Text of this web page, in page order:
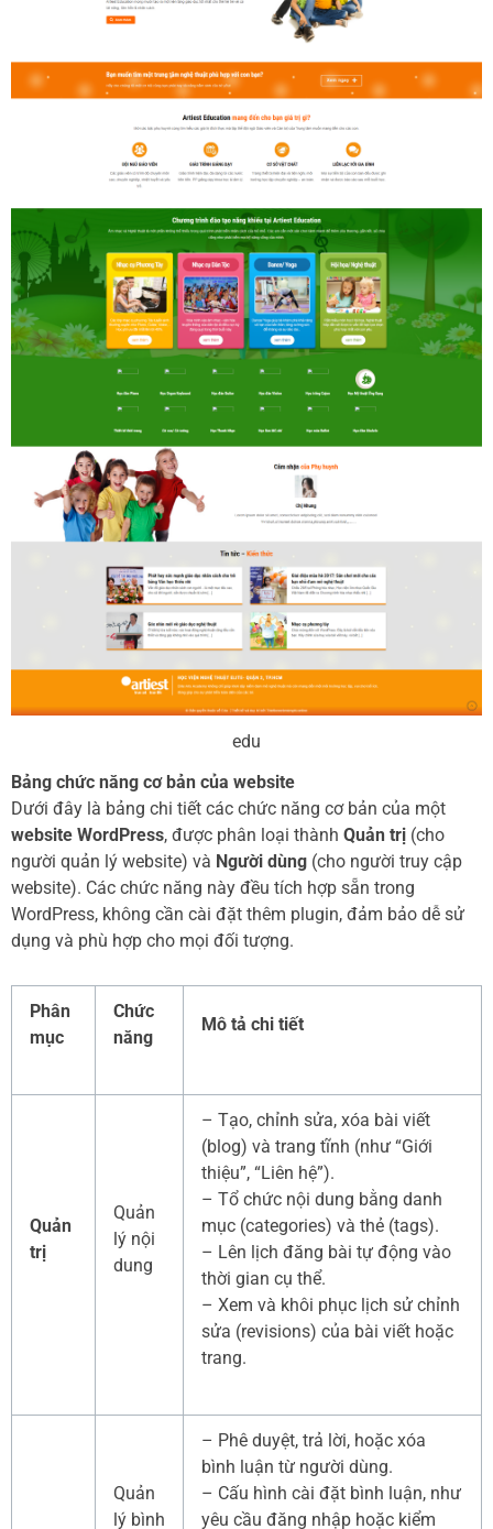
edu
Bảng chức năng cơ bản của website
Dưới đây là bảng chi tiết các chức năng cơ bản của một
website WordPress, được phân loại thành Quản trị (cho
người quản lý website) và Người dùng (cho người truy cập
website). Các chức năng này đều tích hợp sẵn trong
WordPress, không cần cài đặt thêm plugin, đảm bảo dễ sử
dụng và phù hợp cho mọi đối tượng.
Phân
mục
Chức
năng
Mô tả chi tiết
Quản
trị
Quản
lý nội
dung
– Tạo, chỉnh sửa, xóa bài viết
(blog) và trang tĩnh (như “Giới
thiệu”, “Liên hệ”).
– Tổ chức nội dung bằng danh
mục (categories) và thẻ (tags).
– Lên lịch đăng bài tự động vào
thời gian cụ thể.
– Xem và khôi phục lịch sử chỉnh
sửa (revisions) của bài viết hoặc
trang.
Quản
lý bình
– Phê duyệt, trả lời, hoặc xóa
bình luận từ người dùng.
– Cấu hình cài đặt bình luận, như
yêu cầu đăng nhập hoặc kiểm